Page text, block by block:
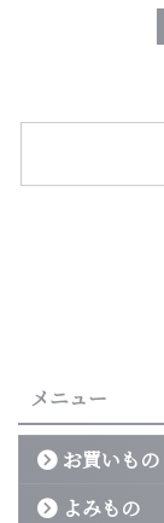
メニュー
お買いもの
よみもの